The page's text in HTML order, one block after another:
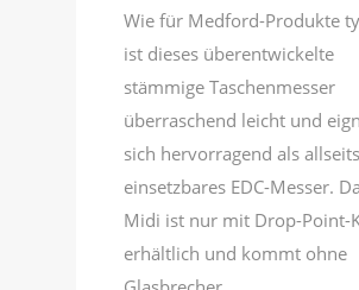
Wie für Medford-Produkte
ist dieses überentwickelte
stämmige Taschenmesser
überraschend leicht und
sich hervorragend als allseits
einsetzbares EDC-Messer.
Midi ist nur mit Drop-Point-
erhältlich und kommt ohne